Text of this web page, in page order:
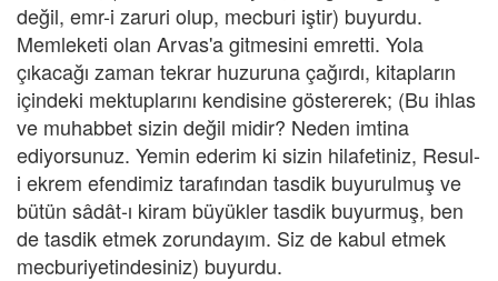
değil, emr-i zaruri olup, mecburi iştir) buyurdu.
Memleketi olan Arvas'a gitmesini emretti. Yola
çıkacağı zaman tekrar huzuruna çağırdı, kitapların
içindeki mektuplarını kendisine göstererek; (Bu ihlas
ve muhabbet sizin değil midir? Neden imtina
ediyorsunuz. Yemin ederim ki sizin hilafetiniz, Resul-
i ekrem efendimiz tarafından tasdik buyurulmuş ve
bütün sâdât-ı kiram büyükler tasdik buyurmuş, ben
de tasdik etmek zorundayım. Siz de kabul etmek
mecburiyetindesiniz) buyurdu.